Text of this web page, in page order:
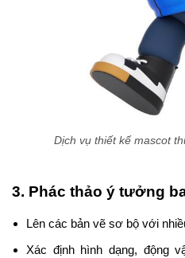
Dịch vụ thiết kế mascot
3. Phác thảo ý tưởng
Lên các bản vẽ sơ bộ với
Xác định hình dạng, động